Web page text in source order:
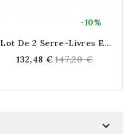
-10%
Lot De 2 Serre-Livres En
132,48 € Regular
147,20 €
